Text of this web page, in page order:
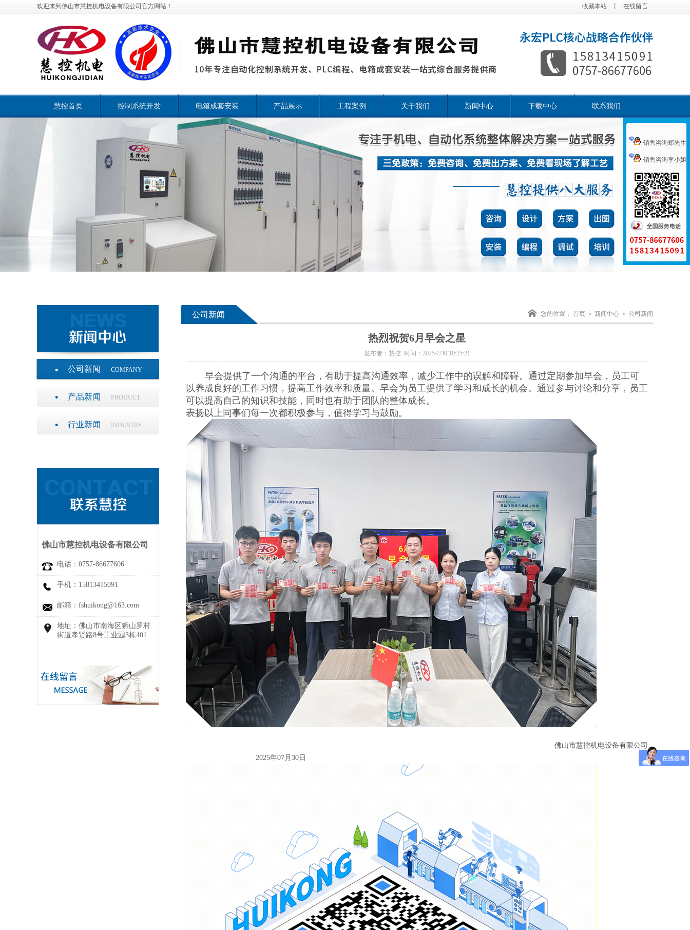
欢迎来到佛山市慧控机电设备有限公司官方网站！ 收藏本站 在线留言
慧控首页 控制系统开发 电箱成套安装 产品展示 工程案例 关于我们 新闻中心 下载中心 联系我们
公司新闻 COMPANY
产品新闻 PRODUCT
行业新闻 INDUSTRY
佛山市慧控机电设备有限公司
电话：0757-86677606
手机：15813415091
邮箱：fshuikong@163.com
地址：佛山市南海区狮山罗村
街道孝贤路8号工业园3栋401
公司新闻 您的位置： 首页 ＞ 新闻中心 ＞ 公司新闻
热烈祝贺6月早会之星
发布者：慧控 时间：2025/7/30 10:25:21
早会提供了一个沟通的平台，有助于提高沟通效率，减少工作中的误解和障碍。通过定期参加早会，员工可
以养成良好的工作习惯，提高工作效率和质量。早会为员工提供了学习和成长的机会。通过参与讨论和分享，员工
可以提高自己的知识和技能，同时也有助于团队的整体成长。
表扬以上同事们每一次都积极参与，值得学习与鼓励。
佛山市慧控机电设备有限公司
2025年07月30日
销售咨询郑先生
销售咨询李小姐